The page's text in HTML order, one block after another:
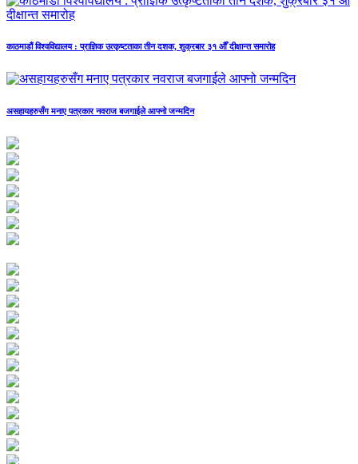
काठमाडौं विश्वविद्यालय : प्राज्ञिक उत्कृष्टताका तीन दशक, शुक्रबार ३१ औँ दीक्षान्त समारोह
असहायहरुसँग मनाए पत्रकार नवराज बजगाईले आफ्नो जन्मदिन